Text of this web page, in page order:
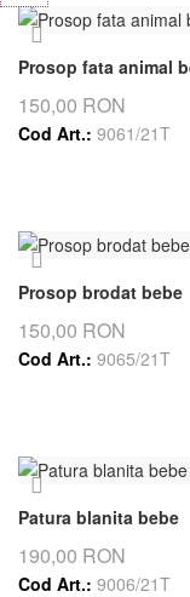
Prosop fata animal
150,00 RON
Cod Art.: 9061/21T
Prosop brodat bebe
150,00 RON
Cod Art.: 9065/21T
Patura blanita bebe
190,00 RON
Cod Art.: 9006/21T